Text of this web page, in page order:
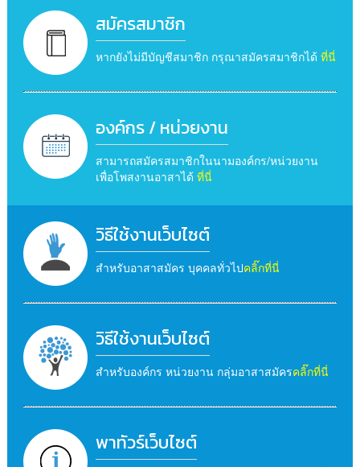
สมัครสมาชิก
หากยังไม่มีบัญชีสมาชิก กรุณาสมัครสมาชิกได้ ที่นี่
องค์กร / หน่วยงาน
สามารถสมัครสมาชิกในนามองค์กร/หน่วยงาน
เพื่อโพสงานอาสาได้ ที่นี่
วิธีใช้งานเว็บไซต์
สำหรับอาสาสมัคร บุคคลทั่วไปคลิ๊กที่นี่
วิธีใช้งานเว็บไซต์
สำหรับองค์กร หน่วยงาน กลุ่มอาสาสมัครคลิ๊กที่นี่
พาทัวร์เว็บไซต์